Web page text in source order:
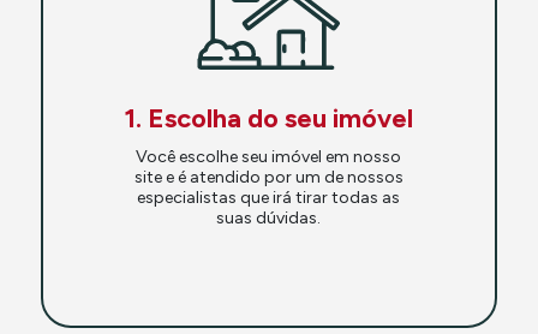
1. Escolha do seu imóvel
Você escolhe seu imóvel em nosso
site e é atendido por um de nossos
especialistas que irá tirar todas as
suas dúvidas.